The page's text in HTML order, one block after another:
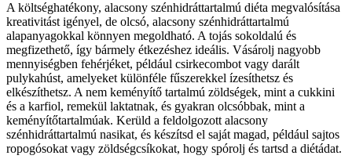
A költséghatékony, alacsony szénhidráttartalmú diéta megvalósítása
kreativitást igényel, de olcsó, alacsony szénhidráttartalmú
alapanyagokkal könnyen megoldható. A tojás sokoldalú és
megfizethető, így bármely étkezéshez ideális. Vásárolj nagyobb
mennyiségben fehérjéket, például csirkecombot vagy darált
pulykahúst, amelyeket különféle fűszerekkel ízesíthetsz és
elkészíthetsz. A nem keményítő tartalmú zöldségek, mint a cukkini
és a karfiol, remekül laktatnak, és gyakran olcsóbbak, mint a
keményítőtartalmúak. Kerüld a feldolgozott alacsony
szénhidráttartalmú nasikat, és készítsd el saját magad, például sajtos
ropogósokat vagy zöldségcsíkokat, hogy spórolj és tartsd a diétádat.